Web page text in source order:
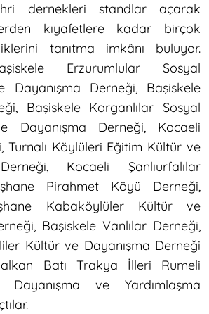
dernekleri standlar açarak
kıyafetlere kadar birçok
tanıtma imkânı buluyor.
Erzurumlular Sosyal
Dayanışma Derneği, Başiskele
Başiskele Korganlılar Sosyal
Dayanışma Derneği, Kocaeli
Turnalı Köylüleri Eğitim Kültür ve
Kocaeli Şanlıurfalılar
Pirahmet Köyü Derneği,
Kabaköylüler Kültür ve
Başiskele Vanlılar Derneği,
Kültür ve Dayanışma Derneği
Batı Trakya İlleri Rumeli
ve Yardımlaşma